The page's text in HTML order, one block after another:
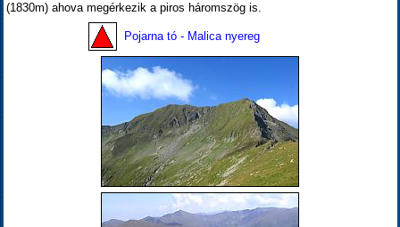
(1830m) ahova megérkezik a piros háromszög is.
Pojarna tó - Malica nyereg